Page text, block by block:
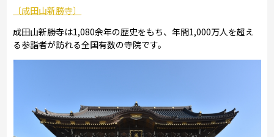
〔成田山新勝寺〕
成田山新勝寺は1,080余年の歴史をもち、年間1,000万人を超え
る参詣者が訪れる全国有数の寺院です。